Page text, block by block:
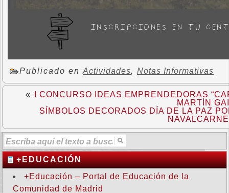
Publicado en Actividades, Notas Informativas
«
I CONCURSO IDEAS EMPRENDEDORAS
MARTÍN
SÍMBOLOS DECORADOS DÍA DE LA PAZ
+EDUCACIÓN
+Educación – Portal de Educación de la
Comunidad de Madrid